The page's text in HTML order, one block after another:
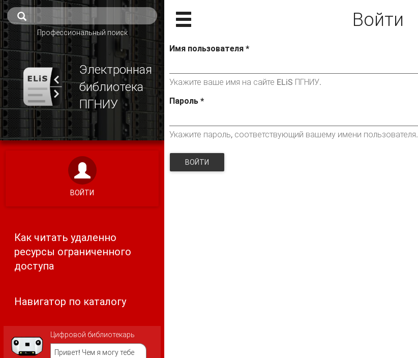
Профессиональный поиск
Электронная
библиотека
ПГНИУ
ВОЙТИ
Как читать удаленно
ресурсы ограниченного
доступа
Навигатор по каталогу
Цифровой библиотекарь
Привет! Чем я могу тебе
Войти
Имя пользователя *
Укажите ваше имя на сайте ELiS ПГНИУ.
Пароль *
Укажите пароль, соответствующий вашему имени пользователя.
ВОЙТИ